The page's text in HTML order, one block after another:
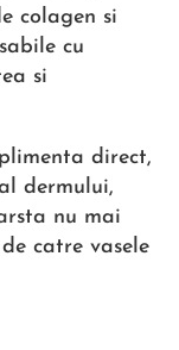
colagen si
cu
si
direct,
dermului,
nu mai
catre vasele